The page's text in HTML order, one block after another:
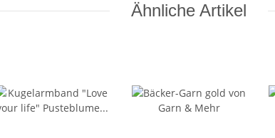
Ähnliche Artikel